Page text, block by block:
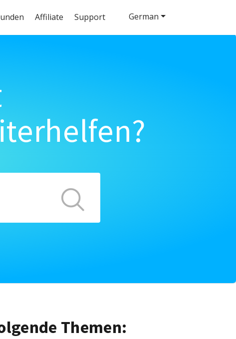
Affiliate Support
Themen:
German